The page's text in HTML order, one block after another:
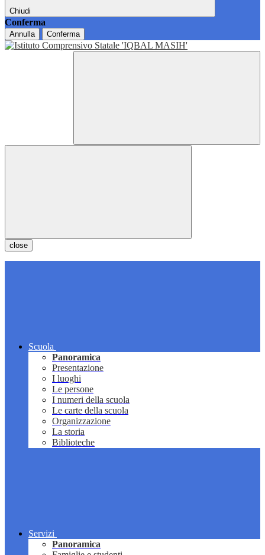
Chiudi
Conferma
Annulla Conferma
close
Scuola
Panoramica
Presentazione
I luoghi
Le persone
I numeri della scuola
Le carte della scuola
Organizzazione
La storia
Biblioteche
Servizi
Panoramica